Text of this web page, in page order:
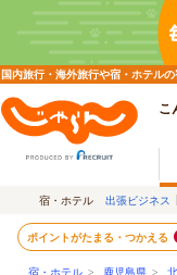
国内旅行・海外旅行や宿・ホテル
こ
宿・ホテル 出張ビジネス
ポイントがたまる・つかえる
宿・ホテル > 鹿児島県 >